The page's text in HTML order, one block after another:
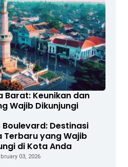
Barat: Keunikan dan
Wajib Dikunjungi
Boulevard: Destinasi
Terbaru yang Wajib
di Kota Anda
03, 2026